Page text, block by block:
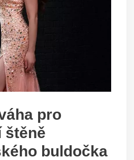
pro
štěně
buldočka